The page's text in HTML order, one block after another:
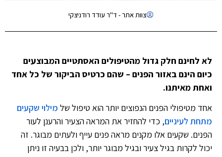
צוות אתר - ד"ר עודד רודניצקי
לא לחינם חלק גדול מהטיפולים האסתטיים המבוצעים
כיום הינם באזור הפנים – שהם כרטיס הביקור של כל אחד
ואחת מאיתנו.
אחד מטיפולי הפנים הנפוצים יותר הוא טיפול של מילוי שקעים
מתחת לעיניים, כדי להחזיר את המראה הצעיר והרענן לעור
הפנים. שקעים אלו מקנים מראה פנים עייף ולעתים מבוגר. זה
יכול לקרות בגיל צעיר ובגיל מבוגר יותר, ולכן בבעיה זו ניתן